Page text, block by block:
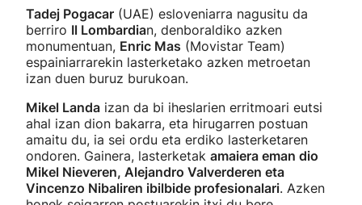
Tadej Pogacar (UAE) esloveniarra nagusitu da
berriro Il Lombardian, denboraldiko azken
monumentuan, Enric Mas (Movistar Team)
espainiarrarekin lasterketako azken metroetan
izan duen buruz burukoan.
Mikel Landa izan da bi iheslarien erritmoari eutsi
ahal izan dion bakarra, eta hirugarren postuan
amaitu du, ia sei ordu eta erdiko lasterketaren
ondoren. Gainera, lasterketak amaiera eman dio
Mikel Nieveren, Alejandro Valverderen eta
Vincenzo Nibaliren ibilbide profesionalari. Azken